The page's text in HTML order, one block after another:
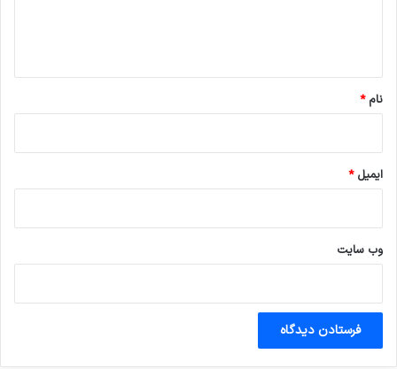
نام*
ایمیل*
وب‌ سایت